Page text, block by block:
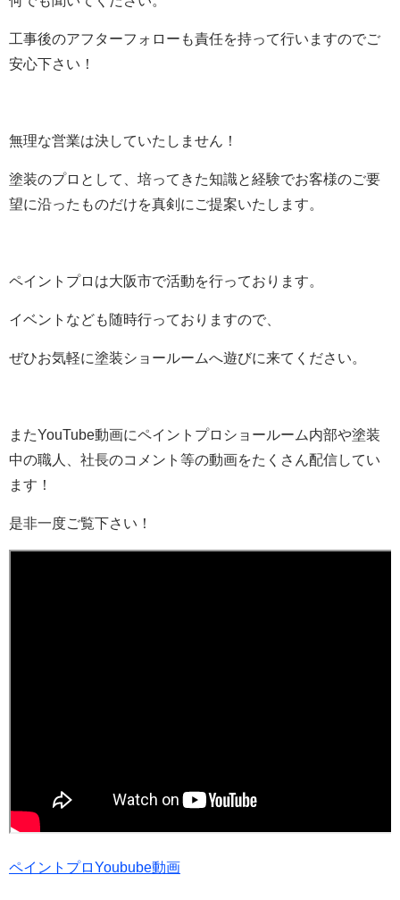
工事後のアフターフォローも責任を持って行いますのでご
安心下さい！
無理な営業は決していたしません！
塗装のプロとして、培ってきた知識と経験でお客様のご要
望に沿ったものだけを真剣にご提案いたします。
ペイントプロは大阪市で活動を行っております。
イベントなども随時行っておりますので、
ぜひお気軽に塗装ショールームへ遊びに来てください。
またYouTube動画にペイントプロショールーム内部や塗装
中の職人、社長のコメント等の動画をたくさん配信してい
ます！
是非一度ご覧下さい！
ペイントプロYoubube動画